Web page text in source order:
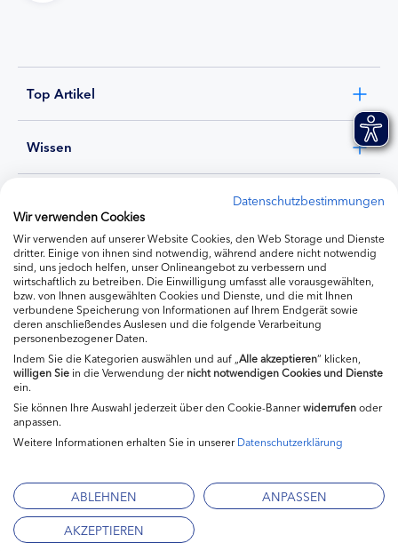
Top Artikel
Wissen
Ernährung
Produkte
Impressum
Mediadaten
Datenschutzerklärung
Datenschutzbestimmungen
Wir verwenden Cookies
Wir verwenden auf unserer Website Cookies, den Web Storage und Dienste
dritter. Einige von ihnen sind notwendig, während andere nicht notwendig
sind, uns jedoch helfen, unser Onlineangebot zu verbessern und
wirtschaftlich zu betreiben. Die Einwilligung umfasst alle vorausgewählten,
bzw. von Ihnen ausgewählten Cookies und Dienste, und die mit Ihnen
verbundene Speicherung von Informationen auf Ihrem Endgerät sowie
deren anschließendes Auslesen und die folgende Verarbeitung
personenbezogener Daten.
Indem Sie die Kategorien auswählen und auf „ Alle akzeptieren“ klicken,
willigenSie in die Verwendung dernicht notwendigen Cookies und Dienste
ein.
Sie können Ihre Auswahl jederzeit über den Cookie-Bannerwiderrufenoder
anpassen.
Weitere Informationen erhalten Sie in unsererDatenschutzerklärung
ABLEHNEN
ANPASSEN
AKZEPTIEREN